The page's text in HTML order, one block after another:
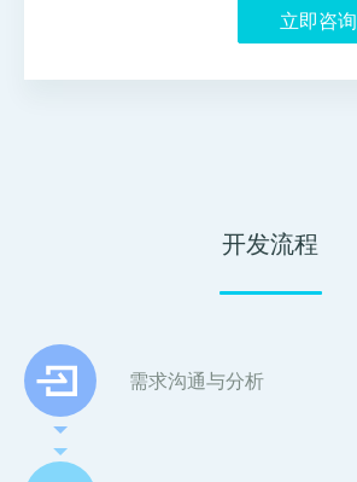
立即咨询
开发流程
需求沟通与分析